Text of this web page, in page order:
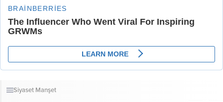
Siyaset Manşet